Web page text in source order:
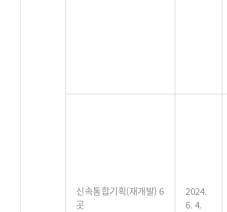
신속통합기획(재개발) 6
곳
2024.
6. 4.